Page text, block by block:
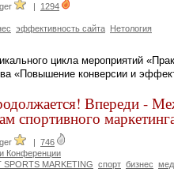
| 1294
эффективность сайта Нетология
цикла мероприятий
«Повышение конверсии и
Впереди -
спортивного
| 746
Конференции
SPORTS MARKETING спорт бизнес